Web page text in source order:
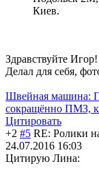
Киев.
Здравствуйте Игор!
Делал для себя,
Швейная машина:
сокращённо ПМЗ,
Цитировать
+2 #5 RE: Ролики
24.07.2016 16:03
Цитирую Лина: